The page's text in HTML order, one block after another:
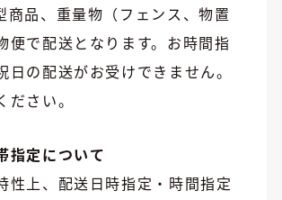
商品、重量物（フェンス、物置
便で配送となります。お時間指
日の配送がお受けできません。
さい。
指定について
性上、配送日時指定・時間指定